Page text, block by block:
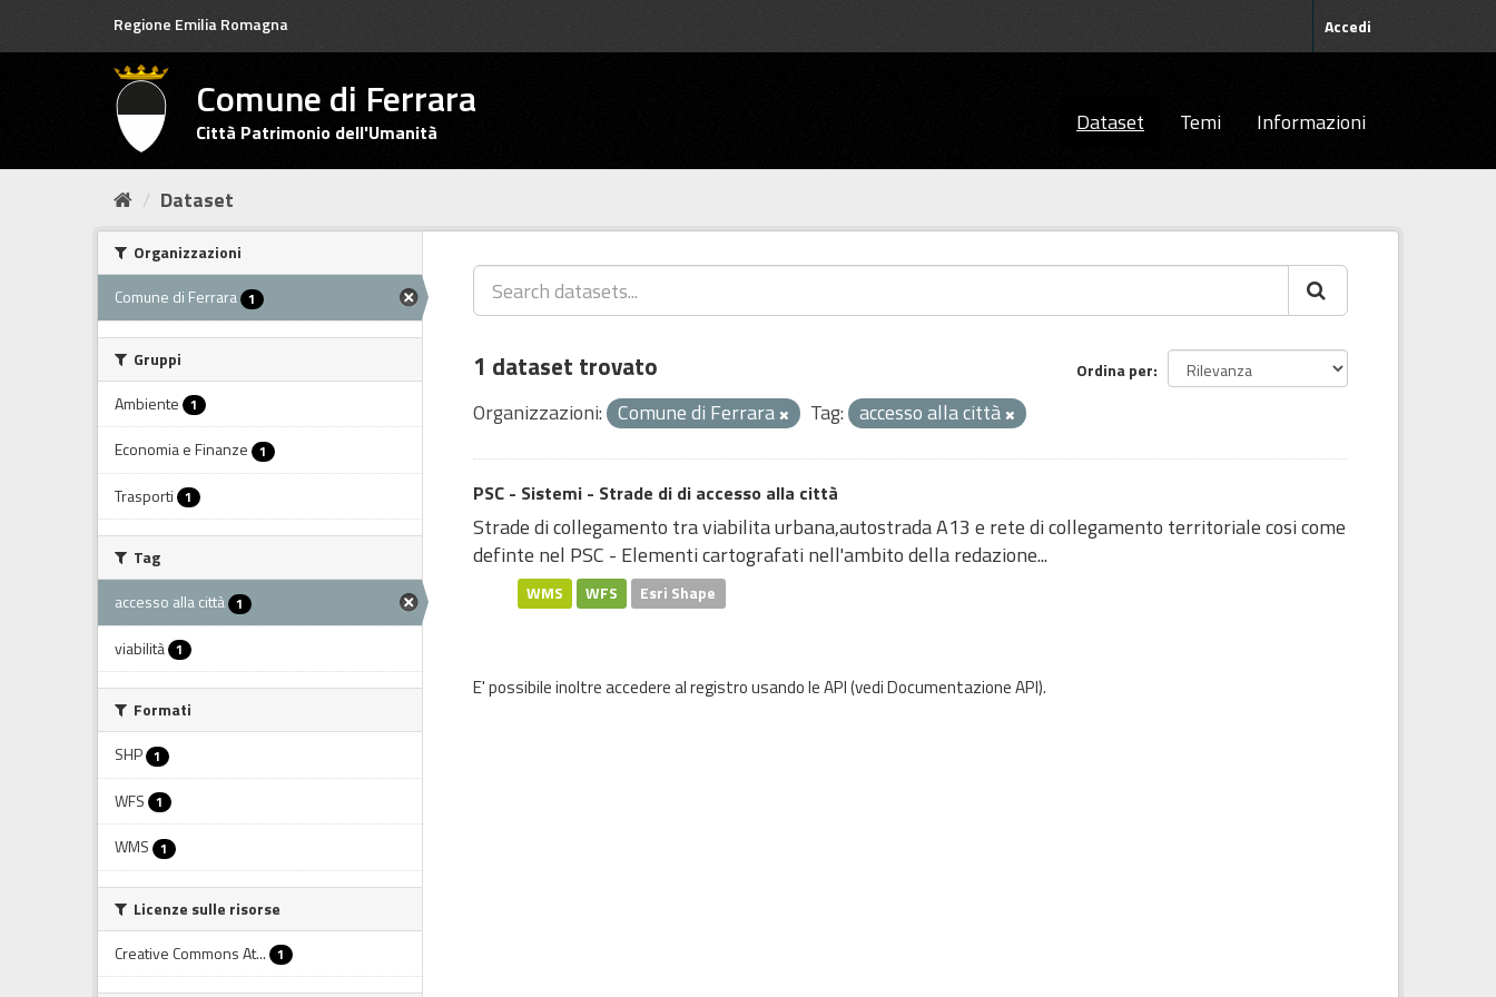
Regione Emilia Romagna Accedi
Comune di Ferrara
Città Patrimonio dell'Umanità Dataset Temi Informazioni
Dataset
Organizzazioni
Comune di Ferrara 1
Gruppi
Ambiente 1
Economia e Finanze 1
Trasporti 1
Tag
accesso alla città 1
viabilità 1
Formati
SHP 1
WFS 1
WMS 1
Licenze sulle risorse
Creative Commons At... 1
Ordina per
1 dataset trovato
Organizzazioni: Comune di Ferrara Tag: accesso alla città
PSC - Sistemi - Strade di di accesso alla città
Strade di collegamento tra viabilita urbana,autostrada A13 e rete di collegamento territoriale cosi come
definte nel PSC - Elementi cartografati nell'ambito della redazione...
WMS WFS Esri Shape
E' possibile inoltre accedere al registro usando leAPI(vediDocumentazione API).